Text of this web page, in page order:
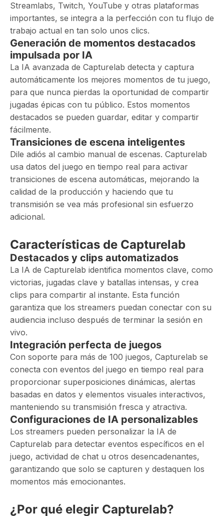
Streamlabs, Twitch, YouTube y otras plataformas
importantes, se integra a la perfección con tu flujo de
trabajo actual en tan solo unos clics.
Generación de momentos destacados
impulsada por IA
La IA avanzada de Capturelab detecta y captura
automáticamente los mejores momentos de tu juego,
para que nunca pierdas la oportunidad de compartir
jugadas épicas con tu público. Estos momentos
destacados se pueden guardar, editar y compartir
fácilmente.
Transiciones de escena inteligentes
Dile adiós al cambio manual de escenas. Capturelab
usa datos del juego en tiempo real para activar
transiciones de escena automáticas, mejorando la
calidad de la producción y haciendo que tu
transmisión se vea más profesional sin esfuerzo
adicional.
Características de Capturelab
Destacados y clips automatizados
La IA de Capturelab identifica momentos clave, como
victorias, jugadas clave y batallas intensas, y crea
clips para compartir al instante. Esta función
garantiza que los streamers puedan conectar con su
audiencia incluso después de terminar la sesión en
vivo.
Integración perfecta de juegos
Con soporte para más de 100 juegos, Capturelab se
conecta con eventos del juego en tiempo real para
proporcionar superposiciones dinámicas, alertas
basadas en datos y elementos visuales interactivos,
manteniendo su transmisión fresca y atractiva.
Configuraciones de IA personalizables
Los streamers pueden personalizar la IA de
Capturelab para detectar eventos específicos en el
juego, actividad de chat u otros desencadenantes,
garantizando que solo se capturen y destaquen los
momentos más emocionantes.
¿Por qué elegir Capturelab?